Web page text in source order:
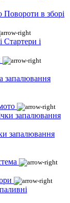
Повороти в зборі
Стартери і
запалювання
запалювання
запалювання